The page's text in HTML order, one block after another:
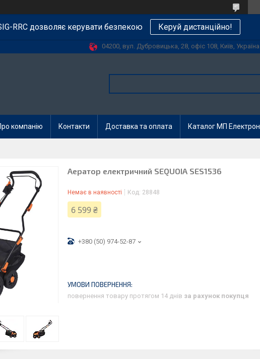
RRC дозволяє керувати безпекою Керуй дистанційно!
04200, вул. Дубровицька, 28, офіс 108, Київ, Україна
компанію Контакти Доставка та оплата Каталог МП Електрон
Аератор електричний SEQUOIA SES1536
Немає в наявності Код: 28848
6 599 ₴
+380 (50) 974-52-87
повернення товару протягом 14 днів за рахунок покупця